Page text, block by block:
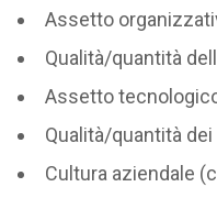
Assetto
Qualità/quantità
Assetto
Qualità/quantità
Cultura aziendale